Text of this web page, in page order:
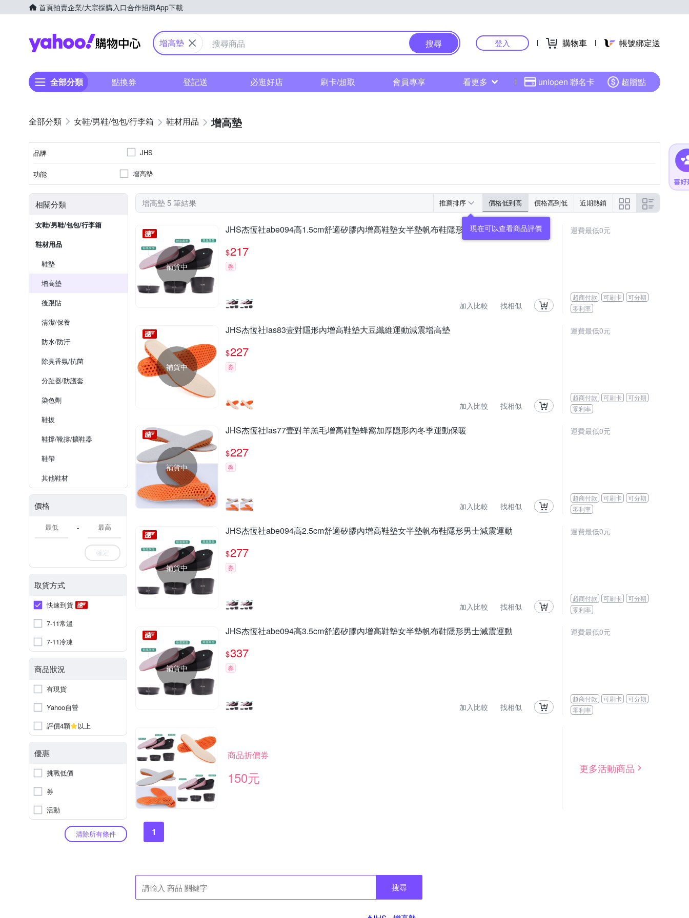
首頁拍賣企業/大宗採購入口合作招商App下載
Yahoo購物中心
增高墊 搜尋 登入 購物車 帳號綁定送
全部分類 點換券 登記送 必逛好店 刷卡/超取 會員專享 看更多 uniopen 聯名卡 超贈點
女鞋/男鞋/包包/行李箱 鞋材用品 增高墊
品牌 JHS
功能 增高墊
相關分類
女鞋/男鞋/包包/行李箱
鞋材用品
鞋墊
增高墊
後跟貼
清潔/保養
防水/防汙
除臭香氛/抗菌
分趾器/防護套
染色劑
鞋拔
鞋撐/靴撐/擴鞋器
鞋帶
其他鞋材
價格
-
確定
取貨方式
快速到貨
7-11常溫
7-11冷凍
商品狀況
有現貨
Yahoo自營
評價4顆
以上
優惠
挑戰低價
券
活動
清除所有條件
增高墊 5 筆結果 推薦排序 價格低到高 價格高到低 近期熱銷
現在可以查看商品評價
補貨中
JHS杰恆社abe094高1.5cm舒適矽膠內增高鞋墊女半墊帆布鞋隱形男士減震運動
$217
券
加入比較 找相似
運費最低0元
超商付款 可刷卡
可分期
零利率
補貨中
JHS杰恆社las83壹對隱形內增高鞋墊大豆纖維運動減震增高墊
$227
券
加入比較 找相似
運費最低0元
超商付款 可刷卡
可分期
零利率
補貨中
JHS杰恆社las77壹對羊羔毛增高鞋墊蜂窩加厚隱形內冬季運動保暖
$227
券
加入比較 找相似
運費最低0元
超商付款 可刷卡
可分期
零利率
補貨中
JHS杰恆社abe094高2.5cm舒適矽膠內增高鞋墊女半墊帆布鞋隱形男士減震運動
$277
券
加入比較 找相似
運費最低0元
超商付款 可刷卡
可分期
零利率
補貨中
JHS杰恆社abe094高3.5cm舒適矽膠內增高鞋墊女半墊帆布鞋隱形男士減震運動
$337
券
加入比較 找相似
運費最低0元
超商付款 可刷卡
可分期
零利率
商品折價券
150元
更多活動商品
1
搜尋